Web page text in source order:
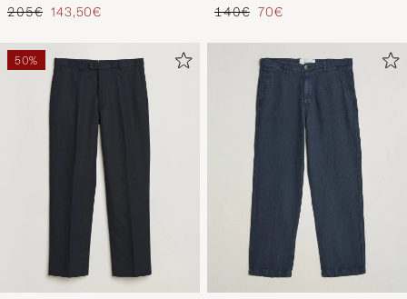
Regulärer Preis
205€ Reduzierter Preis
143,50€
Brown
Regulärer Preis
140€ Reduzierter Preis
70€
50%